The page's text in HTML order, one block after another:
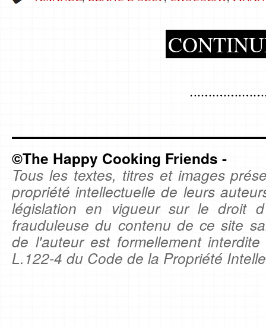
©The Happy Cooking Friends -
Tous les textes, titres et images
propriété intellectuelle de leurs
législation en vigueur sur le droit
frauduleuse du contenu de ce site
de l'auteur est formellement
L.122-4 du Code de la Propriété